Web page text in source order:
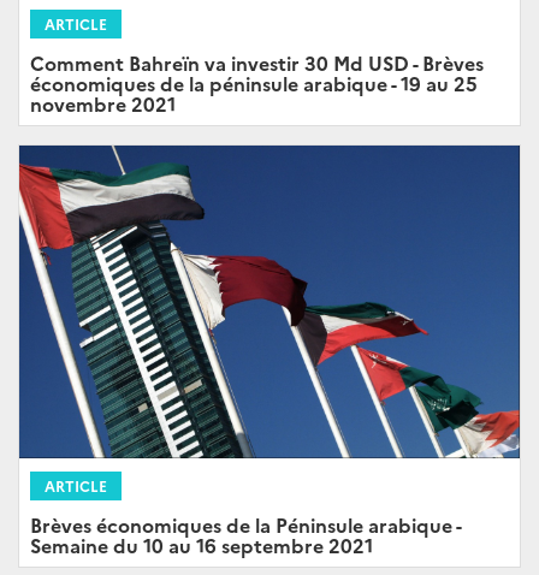
ARTICLE
Comment Bahreïn va investir 30 Md USD - Brèves
économiques de la péninsule arabique - 19 au 25
novembre 2021
ARTICLE
Brèves économiques de la Péninsule arabique -
Semaine du 10 au 16 septembre 2021